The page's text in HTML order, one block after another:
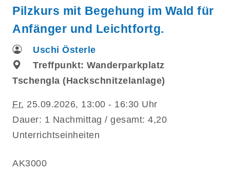
Pilzkurs mit Begehung im Wald für
Anfänger und Leichtfortg.
Uschi Österle
Treffpunkt: Wanderparkplatz
Tschengla (Hackschnitzelanlage)
Fr. 25.09.2026, 13:00 - 16:30 Uhr
Dauer: 1 Nachmittag / gesamt: 4,20
Unterrichtseinheiten
AK3000